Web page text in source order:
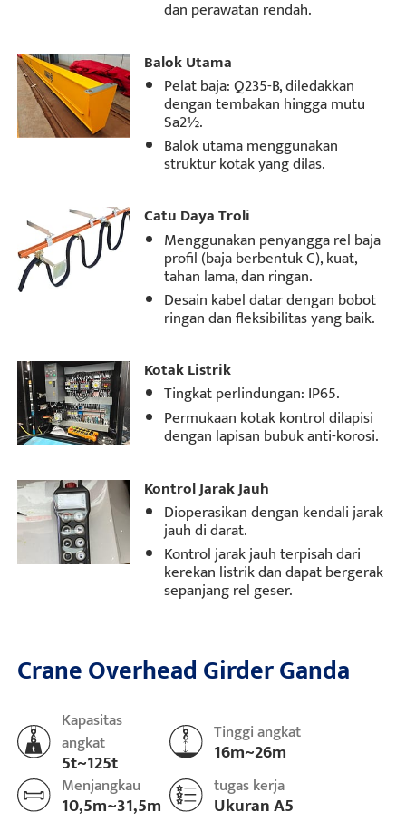
dan perawatan rendah.
Balok Utama
Pelat baja: Q235-B, diledakkan
dengan tembakan hingga mutu
Sa2½.
Balok utama menggunakan
struktur kotak yang dilas.
Catu Daya Troli
Menggunakan penyangga rel baja
profil (baja berbentuk C), kuat,
tahan lama, dan ringan.
Desain kabel datar dengan bobot
ringan dan fleksibilitas yang baik.
Kotak Listrik
Tingkat perlindungan: IP65.
Permukaan kotak kontrol dilapisi
dengan lapisan bubuk anti-korosi.
Kontrol Jarak Jauh
Dioperasikan dengan kendali jarak
jauh di darat.
Kontrol jarak jauh terpisah dari
kerekan listrik dan dapat bergerak
sepanjang rel geser.
Crane Overhead Girder Ganda
Kapasitas
angkat
5t~125t
Tinggi angkat
16m~26m
Menjangkau
10,5m~31,5m
tugas kerja
Ukuran A5